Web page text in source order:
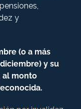
y
(o a más
y su
al monto